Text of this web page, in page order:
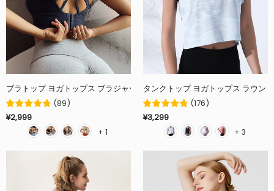
ブラトップ ヨガトップス ブラジャー おしゃれ カップ付き 盛れる パッド
(89)
¥2,999
+ 1
タンクトップ ヨガトップス ラウン
(176)
¥3,299
+ 3